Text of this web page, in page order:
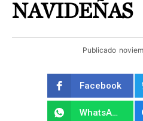
NAVIDEÑAS
Publicado
Facebook
WhatsApp